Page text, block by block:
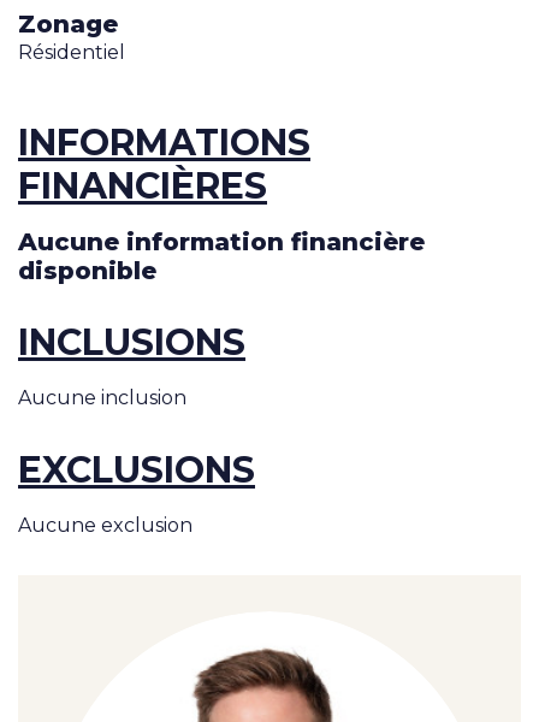
Zonage
Résidentiel
INFORMATIONS
FINANCIÈRES
Aucune information financière
disponible
INCLUSIONS
Aucune inclusion
EXCLUSIONS
Aucune exclusion